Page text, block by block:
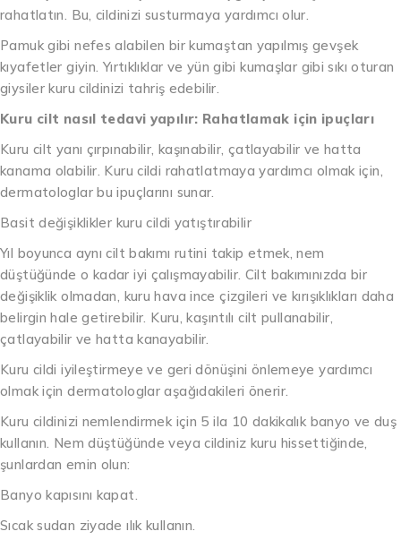
rahatlatın. Bu, cildinizi susturmaya yardımcı olur.
Pamuk gibi nefes alabilen bir kumaştan yapılmış gevşek
kıyafetler giyin. Yırtıklıklar ve yün gibi kumaşlar gibi sıkı oturan
giysiler kuru cildinizi tahriş edebilir.
Kuru cilt nasıl tedavi yapılır: Rahatlamak için ipuçları
Kuru cilt yanı çırpınabilir, kaşınabilir, çatlayabilir ve hatta
kanama olabilir. Kuru cildi rahatlatmaya yardımcı olmak için,
dermatologlar bu ipuçlarını sunar.
Basit değişiklikler kuru cildi yatıştırabilir
Yıl boyunca aynı cilt bakımı rutini takip etmek, nem
düştüğünde o kadar iyi çalışmayabilir. Cilt bakımınızda bir
değişiklik olmadan, kuru hava ince çizgileri ve kırışıklıkları daha
belirgin hale getirebilir. Kuru, kaşıntılı cilt pullanabilir,
çatlayabilir ve hatta kanayabilir.
Kuru cildi iyileştirmeye ve geri dönüşini önlemeye yardımcı
olmak için dermatologlar aşağıdakileri önerir.
Kuru cildinizi nemlendirmek için 5 ila 10 dakikalık banyo ve duş
kullanın. Nem düştüğünde veya cildiniz kuru hissettiğinde,
şunlardan emin olun:
Banyo kapısını kapat.
Sıcak sudan ziyade ılık kullanın.